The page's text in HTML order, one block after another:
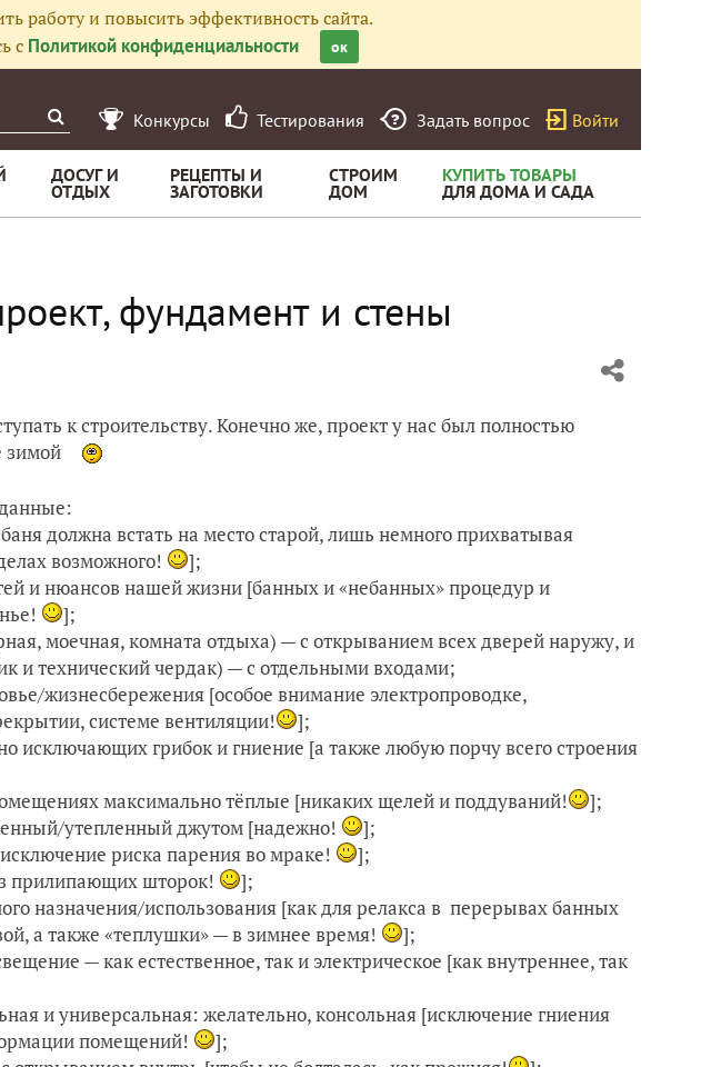
работу и повысить эффективность сайта.
с Политикой конфиденциальности ок
Конкурсы Тестирования Задать вопрос Войти
ДОСУГ И
ОТДЫХ
РЕЦЕПТЫ И
ЗАГОТОВКИ
СТРОИМ
ДОМ
КУПИТЬ ТОВАРЫ
ДЛЯ ДОМА И САДА
фундамент и стены
к строительству. Конечно же, проект у нас был полностью
зимой
должна встать на место старой, лишь немного прихватывая
возможного!
];
и нюансов нашей жизни [банных и «небанных» процедур и
];
моечная, комната отдыха) — с открыванием всех дверей наружу, и
и технический чердак) — с отдельными входами;
жизнесбережения [особое внимание электропроводке,
системе вентиляции!
];
исключающих грибок и гниение [а также любую порчу всего строения
максимально тёплые [никаких щелей и поддуваний!
];
утепленный джутом [надежно!
];
риска парения во мраке!
];
прилипающих шторок! ];
назначения/использования [как для релакса в перерывах банных
а также «теплушки» — в зимнее время!
];
— как естественное, так и электрическое [как внутреннее, так
и универсальная: желательно, консольная [исключение гниения
помещений!
];